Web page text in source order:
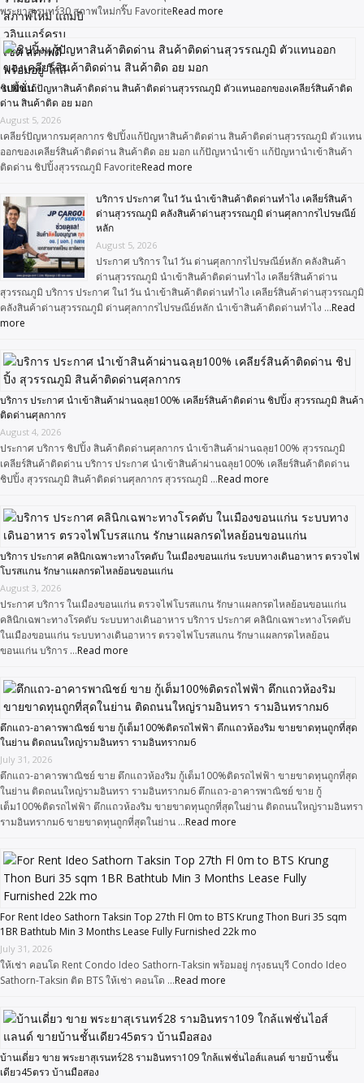
พระยาสุเรนทร์30 สภาพใหม่กริ๊บ FavoriteRead more
ชิปปิ้งแก้ปัญหาสินค้าติดด่าน สินค้าติดด่านสุวรรณภูมิ ตัวแทนออกของเคลียร์สินค้าติด
ด่าน สินค้าติด อย มอก
August 5, 2026
เคลียร์ปัญหากรมศุลกากร ชิปปิ้งแก้ปัญหาสินค้าติดด่าน สินค้าติดด่านสุวรรณภูมิ ตัวแทน
ออกของเคลียร์สินค้าติดด่าน สินค้าติด อย มอก แก้ปัญหานำเข้า แก้ปัญหานำเข้าสินค้า
ติดด่าน ชิปปิ้งสุวรรณภูมิ FavoriteRead more
บริการ ประกาศ ใน1วัน นำเข้าสินค้าติดด่านทำไง เคลียร์สินค้า
ด่านสุวรรณภูมิ คลังสินค้าด่านสุวรรณภูมิ ด่านศุลกากรไปรษณีย์
หลัก
August 5, 2026
ประกาศ บริการ ใน1วัน ด่านศุลกากรไปรษณีย์หลัก คลังสินค้า
ด่านสุวรรณภูมิ นำเข้าสินค้าติดด่านทำไง เคลียร์สินค้าด่าน
สุวรรณภูมิ บริการ ประกาศ ใน1วัน นำเข้าสินค้าติดด่านทำไง เคลียร์สินค้าด่านสุวรรณภูมิ
คลังสินค้าด่านสุวรรณภูมิ ด่านศุลกากรไปรษณีย์หลัก นำเข้าสินค้าติดด่านทำไง …Read
more
บริการ ประกาศ นำเข้าสินค้าผ่านฉลุย100% เคลียร์สินค้าติดด่าน ชิปปิ้ง สุวรรณภูมิ สินค้า
ติดด่านศุลกากร
August 4, 2026
ประกาศ บริการ ชิปปิ้ง สินค้าติดด่านศุลกากร นำเข้าสินค้าผ่านฉลุย100% สุวรรณภูมิ
เคลียร์สินค้าติดด่าน บริการ ประกาศ นำเข้าสินค้าผ่านฉลุย100% เคลียร์สินค้าติดด่าน
ชิปปิ้ง สุวรรณภูมิ สินค้าติดด่านศุลกากร สุวรรณภูมิ …Read more
บริการ ประกาศ คลินิกเฉพาะทางโรคตับ ในเมืองขอนแก่น ระบบทางเดินอาหาร ตรวจไฟ
โบรสแกน รักษาแผลกรดไหลย้อนขอนแก่น
August 3, 2026
ประกาศ บริการ ในเมืองขอนแก่น ตรวจไฟโบรสแกน รักษาแผลกรดไหลย้อนขอนแก่น
คลินิกเฉพาะทางโรคตับ ระบบทางเดินอาหาร บริการ ประกาศ คลินิกเฉพาะทางโรคตับ
ในเมืองขอนแก่น ระบบทางเดินอาหาร ตรวจไฟโบรสแกน รักษาแผลกรดไหลย้อน
ขอนแก่น บริการ …Read more
ตึกแถว-อาคารพาณิชย์ ขาย กู้เต็ม100%ติดรถไฟฟ้า ตึกแถวห้องริม ขายขาดทุนถูกที่สุด
ในย่าน ติดถนนใหญ่รามอินทรา รามอินทรากม6
July 31, 2026
ตึกแถว-อาคารพาณิชย์ ขาย ตึกแถวห้องริม กู้เต็ม100%ติดรถไฟฟ้า ขายขาดทุนถูกที่สุด
ในย่าน ติดถนนใหญ่รามอินทรา รามอินทรากม6 ตึกแถว-อาคารพาณิชย์ ขาย กู้
เต็ม100%ติดรถไฟฟ้า ตึกแถวห้องริม ขายขาดทุนถูกที่สุดในย่าน ติดถนนใหญ่รามอินทรา
รามอินทรากม6 ขายขาดทุนถูกที่สุดในย่าน …Read more
For Rent Ideo Sathorn Taksin Top 27th Fl 0m to BTS Krung Thon Buri 35 sqm
1BR Bathtub Min 3 Months Lease Fully Furnished 22k mo
July 31, 2026
ให้เช่า คอนโด Rent Condo Ideo Sathorn-Taksin พร้อมอยู่ กรุงธนบุรี Condo Ideo
Sathorn-Taksin ติด BTS ให้เช่า คอนโด …Read more
บ้านเดี่ยว ขาย พระยาสุเรนทร์28 รามอินทรา109 ใกล้แฟชั่นไอส์แลนด์ ขายบ้านชั้น
เดียว45ตรว บ้านมือสอง